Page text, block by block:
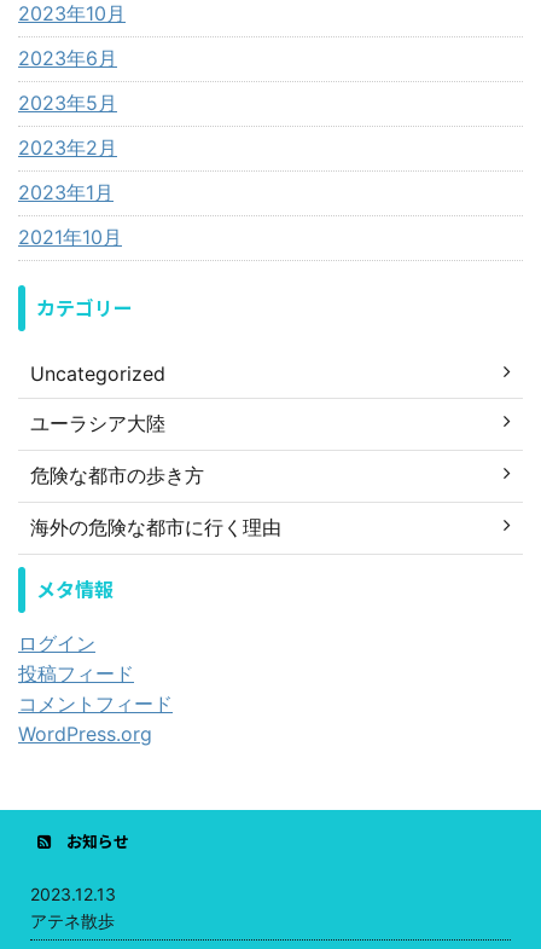
2023年10月
2023年6月
2023年5月
2023年2月
2023年1月
2021年10月
カテゴリー
Uncategorized
ユーラシア大陸
危険な都市の歩き方
海外の危険な都市に行く理由
メタ情報
ログイン
投稿フィード
コメントフィード
WordPress.org
お知らせ
2023.12.13
アテネ散歩